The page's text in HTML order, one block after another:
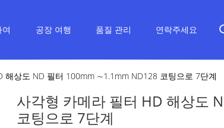
공장 여행 품질 관리 연락주세요
해상도 ND 필터 100mm ∼1.1mm ND128 코팅으로 7단계
사각형 카메라 필터 HD 해상도
코팅으로 7단계